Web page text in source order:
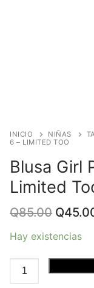
INICIO NIÑAS
6 – LIMITED TOO
Blusa Girl
Limited
Q85.00
was:
Q
Hay existencias
Blusa